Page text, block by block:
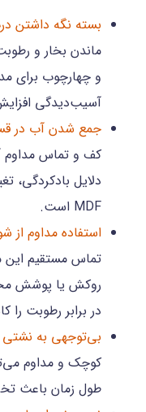
بسته نگه داشتن
ماندن بخار و
و چهارچوب برای
آسیب‌دیدگی
جمع شدن آب در
کف و تماس مداوم
دلایل
MDF است.
استفاده مداوم از
تماس مستقیم این
روکش یا پوشش
در برابر رطوبت
بی‌توجهی به نشتی
کوچک و مداوم
طول زمان باعث